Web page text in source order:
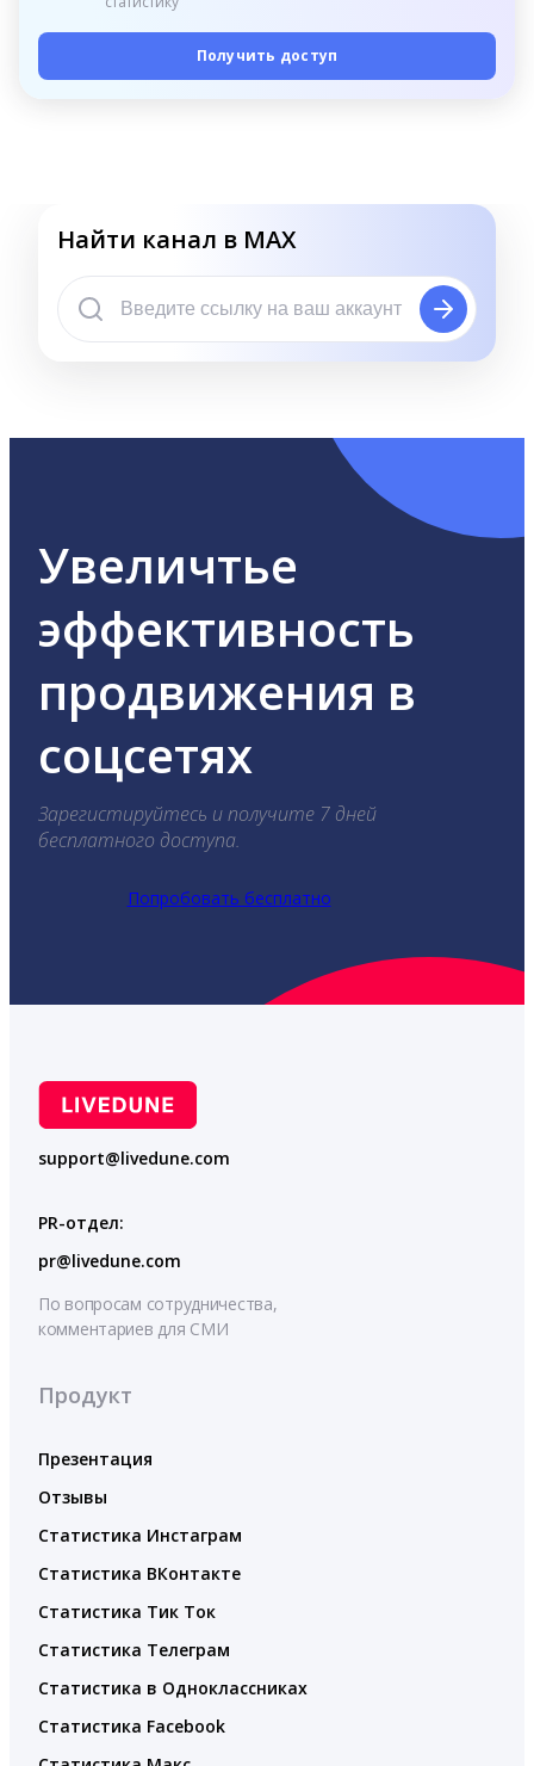
Получить доступ
Найти канал в MAX
Увеличтье
эффективность
продвижения в
соцсетях
Зарегистируйтесь и получите 7 дней
бесплатного доступа.
Попробовать бесплатно
support@livedune.com
PR-отдел:
pr@livedune.com
По вопросам сотрудничества,
комментариев для СМИ
Продукт
Презентация
Отзывы
Статистика Инстаграм
Статистика ВКонтакте
Статистика Тик Ток
Статистика Телеграм
Статистика в Одноклассниках
Статистика Facebook